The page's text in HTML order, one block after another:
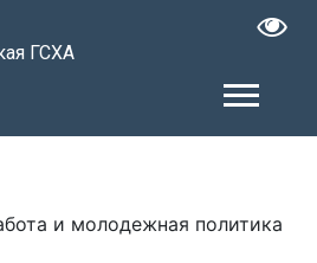
ГСХА
и молодежная политика